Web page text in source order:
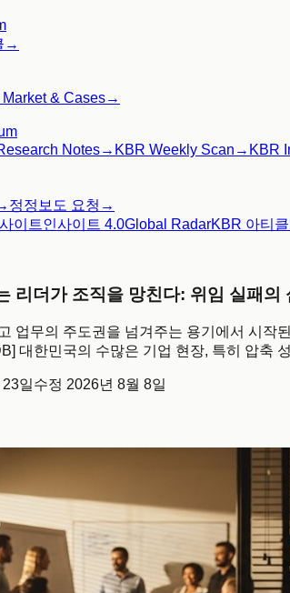
→
Market & Cases→
Notes→ KBR Weekly Scan → KBR
정정보도 요청 →
이트인사이트 4.0Global RadarKBR 아티클
리더가 조직을 망친다: 위임 실패의
업무의 주도권을 넘겨주는 용기에서 시
대한민국의 수많은 기업 현장, 특히 압축
일수정 2026년 8월 8일